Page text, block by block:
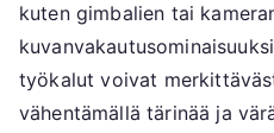
kuten gimbalien tai
työkalut voivat
vähentämällä tärinää ja